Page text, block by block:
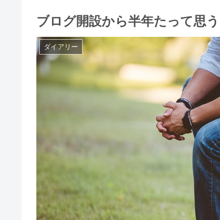
ブログ開設から半年たって思
ダイアリー